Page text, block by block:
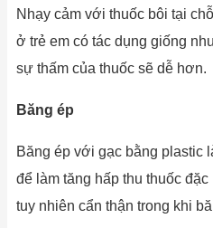
Nhạy cảm với thuốc bôi tại
ở trẻ em có tác dụng giống
sự thấm của thuốc sẽ dễ hơn.
Băng ép
Băng ép với gạc bằng plastic
để làm tăng hấp thu thuốc
tuy nhiên cẩn thận trong khi